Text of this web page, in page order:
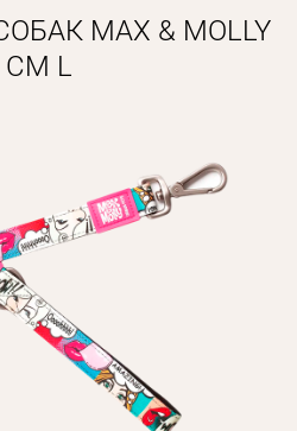
УХОД
АКЦИИ
КОТОВ
и доставка
лояльности
MAX & MOLLY
СМ L